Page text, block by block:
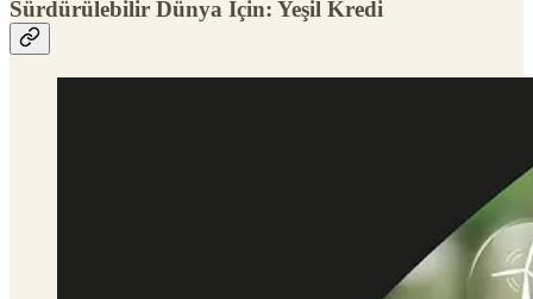
Sürdürülebilir Dünya İçin: Yeşil Kredi